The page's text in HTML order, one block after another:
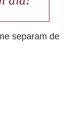
separam de